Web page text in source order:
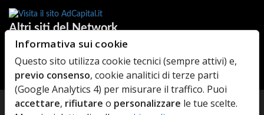
Altri siti del Network
Hotels Italia
Di chi Ã¨ MediacareFibra
AdCapital Agenzie Immobiliari
© Copyright 2026 AdCapital S.r.L. - P.Iva: IT11372821006 -
Informativa sui cookie
Questo sito utilizza cookie tecnici (sempre attivi) e,
previo consenso, cookie analitici di terze parti
(Google Analytics 4) per misurare il traffico. Puoi
accettare, rifiutare o personalizzare le tue scelte.